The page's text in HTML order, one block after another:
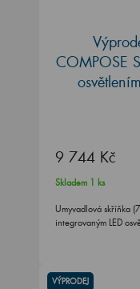
COMPOSE
9 744 Kč
Skladem 1 ks
Umyvadlová skříňka
integrovaným LED
VÝPRODEJ